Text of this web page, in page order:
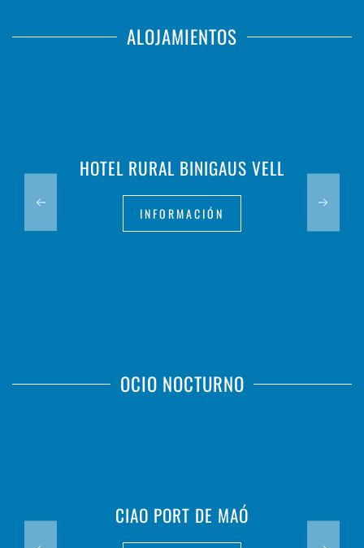
ALOJAMIENTOS
HOTEL RURAL BINIGAUS VELL
INFORMACIÓN
OCIO NOCTURNO
CIAO PORT DE MAÓ